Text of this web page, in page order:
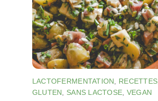
LACTOFERMENTATION RECETTES
GLUTEN
SANS LACTOSE VEGAN